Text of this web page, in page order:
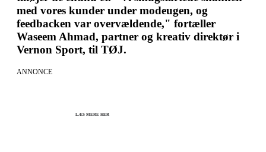
med vores kunder under modeugen, og
feedbacken var overvældende," fortæller
Waseem Ahmad, partner og kreativ direktør i
Vernon Sport, til TØJ.
ANNONCE
LÆS MERE HER